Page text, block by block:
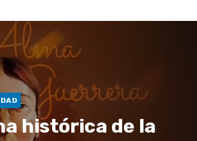
histórica de la